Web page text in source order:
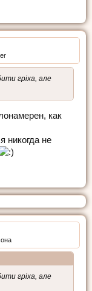
гріха, але
как
никогда не
гріха, але